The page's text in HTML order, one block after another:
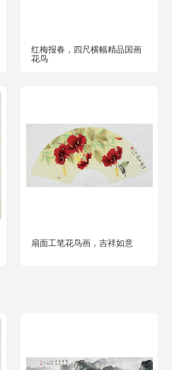
红梅报春，四尺横幅精品国画
花鸟
扇面工笔花鸟画，吉祥如意